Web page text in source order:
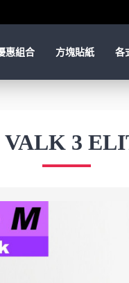
惠組合 方塊貼紙 各
VALK 3